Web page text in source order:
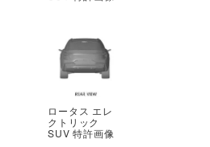
ロータス エレ
クトリック
SUV 特許画像